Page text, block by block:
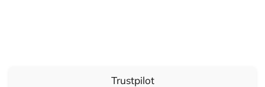
Trustpilot